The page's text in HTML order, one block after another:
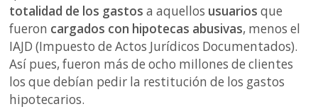
totalidad de los gastos a aquellos usuarios que
fueron cargados con hipotecas abusivas, menos el
IAJD (Impuesto de Actos Jurídicos Documentados).
Así pues, fueron más de ocho millones de clientes
los que debían pedir la restitución de los gastos
hipotecarios.